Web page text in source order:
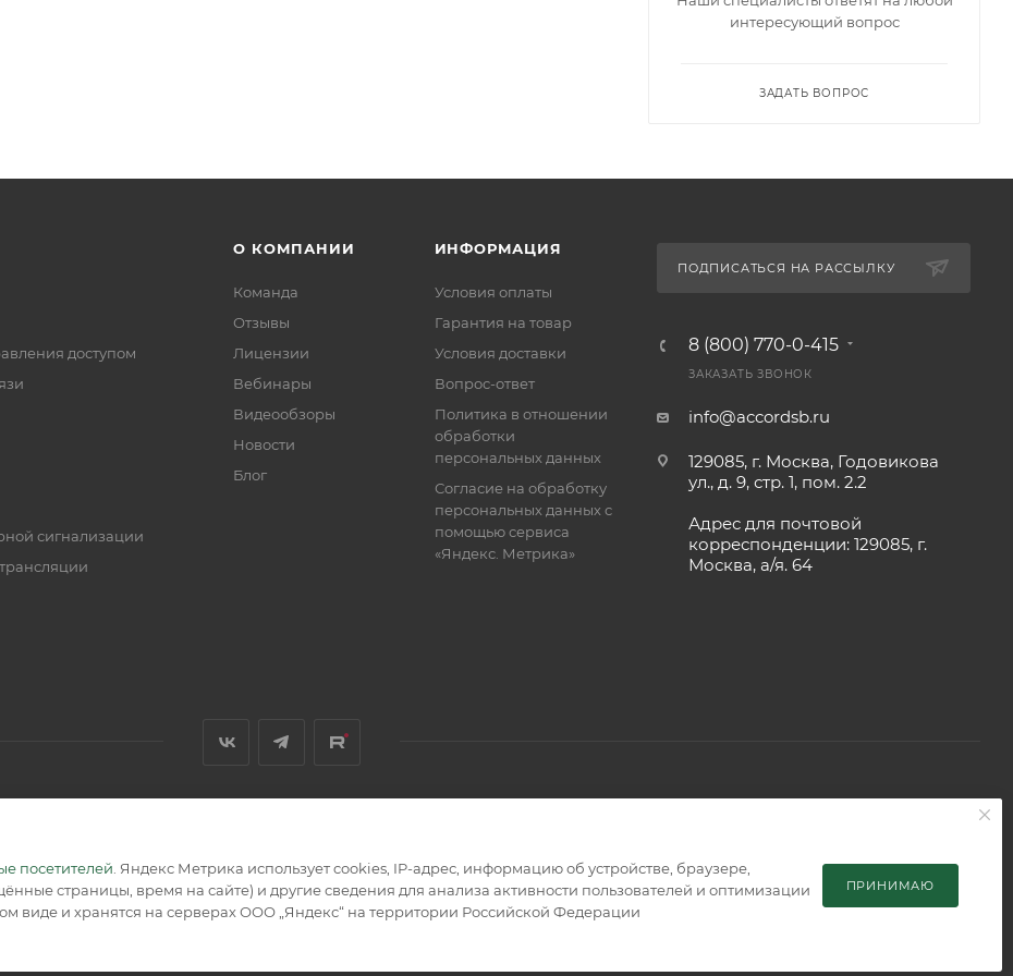
интересующий вопрос
ЗАДАТЬ ВОПРОС
доступом
сигнализации
О КОМПАНИИ
Команда
Отзывы
Лицензии
Вебинары
Видеообзоры
Новости
Блог
ИНФОРМАЦИЯ
Условия оплаты
Гарантия на товар
Условия доставки
Вопрос-ответ
Политика в отношении
обработки
персональных данных
Согласие на обработку
персональных данных с
помощью сервиса
«Яндекс. Метрика»
ПОДПИСАТЬСЯ НА РАССЫЛКУ
8 (800) 770-0-415
ЗАКАЗАТЬ ЗВОНОК
info@accordsb.ru
129085, г. Москва, Годовикова
ул., д. 9, стр. 1, пом. 2.2
Адрес для почтовой
корреспонденции: 129085, г.
Москва, а/я. 64
размещенная на сайте, носит информационный характер и не является публичной офертой, определяемой положениями
посетителей . Яндекс Метрика использует cookies, IP-адрес, информацию об устройстве, браузере,
страницы, время на сайте) и другие сведения для анализа активности пользователей и оптимизации
виде и хранятся на серверах ООО „Яндекс“ на территории Российской Федерации
ПРИНИМАЮ